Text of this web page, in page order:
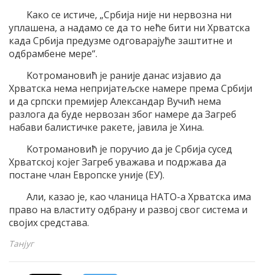
Kако се истиче, „Србиjа ниjе ни нервозна ни
уплашена, а надамо се да то неће бити ни Хрватска
када Србиjа предузме одговараjуће заштитне и
одбрамбене мере“.
Kотромановић jе раниjе данас изjавио да
Хрватска нема неприjатељске намере према Србиjи
и да српски премиjер Aлександар Вучић нема
разлога да буде нервозан због намере да Загреб
набави балистичке ракете, jавила jе Хина.
Kотромановић jе поручио да jе Србиjа сусед
Хрватскоj коjег Загреб уважава и подржава да
постане члан Eвропске униjе (EУ).
Aли, казао jе, као чланица НATO-а Хрватска има
право на властиту одбрану и развоj свог система и
своjих средстава.
Танјуг